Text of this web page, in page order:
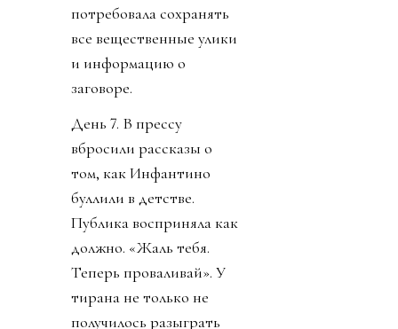
потребовала сохранять
все вещественные улики
и информацию о
заговоре.
День 7. В прессу
вбросили рассказы о
том, как Инфантино
буллили в детстве.
Публика восприняла как
должно. «Жаль тебя.
Теперь проваливай». У
тирана не только не
получилось разыграть